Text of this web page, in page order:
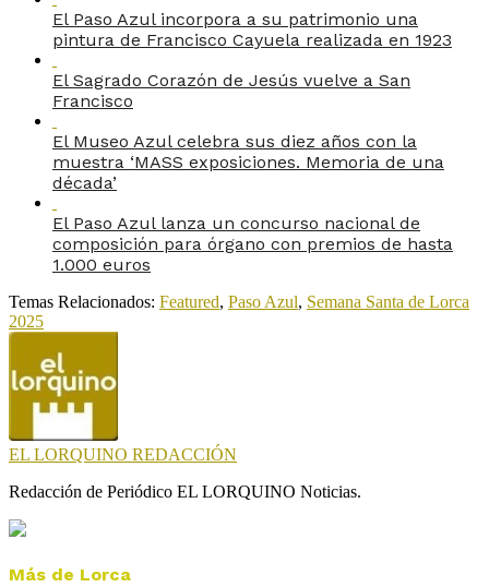
El Paso Azul incorpora a su patrimonio una
pintura de Francisco Cayuela realizada en 1923
El Sagrado Corazón de Jesús vuelve a San
Francisco
El Museo Azul celebra sus diez años con la
muestra ‘MASS exposiciones. Memoria de una
década’
El Paso Azul lanza un concurso nacional de
composición para órgano con premios de hasta
1.000 euros
Temas Relacionados: Featured, Paso Azul, Semana Santa de Lorca
2025
EL LORQUINO REDACCIÓN
Redacción de Periódico EL LORQUINO Noticias.
Más de Lorca